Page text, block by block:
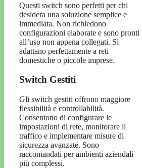
Questi switch sono perfetti per chi
desidera una soluzione semplice e
immediata. Non richiedono
configurazioni elaborate e sono pronti
all’uso non appena collegati. Si
adattano perfettamente a reti
domestiche o piccole imprese.
Switch Gestiti
Gli switch gestiti offrono maggiore
flessibilità e controllabilità.
Consentono di configurare le
impostazioni di rete, monitorare il
traffico e implementare misure di
sicurezza avanzate. Sono
raccomandati per ambienti aziendali
più complessi.